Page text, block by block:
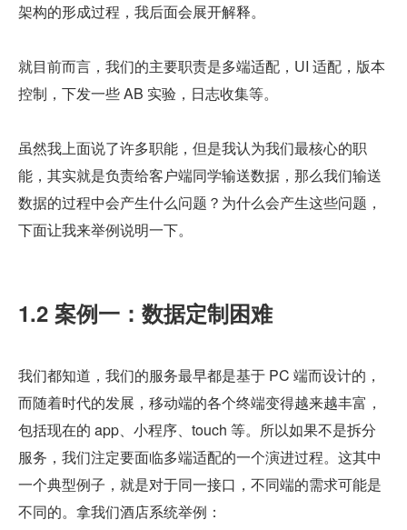
架构的形成过程，我后面会展开解释。
就目前而言，我们的主要职责是多端适配，UI 适配，版本
控制，下发一些 AB 实验，日志收集等。
虽然我上面说了许多职能，但是我认为我们最核心的职
能，其实就是负责给客户端同学输送数据，那么我们输送
数据的过程中会产生什么问题？为什么会产生这些问题，
下面让我来举例说明一下。
1.2 案例一：数据定制困难
我们都知道，我们的服务最早都是基于 PC 端而设计的，
而随着时代的发展，移动端的各个终端变得越来越丰富，
包括现在的 app、小程序、touch 等。所以如果不是拆分
服务，我们注定要面临多端适配的一个演进过程。这其中
一个典型例子，就是对于同一接口，不同端的需求可能是
不同的。拿我们酒店系统举例：